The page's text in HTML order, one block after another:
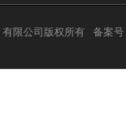
有限公司版权所有 备案号